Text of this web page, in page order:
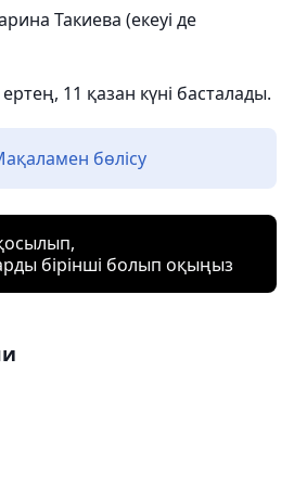
Такиева (екеуі де
11 қазан күні басталады.
бөлісу
бірінші болып оқыңыз